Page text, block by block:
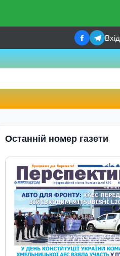
Вхід
Останній номер газети